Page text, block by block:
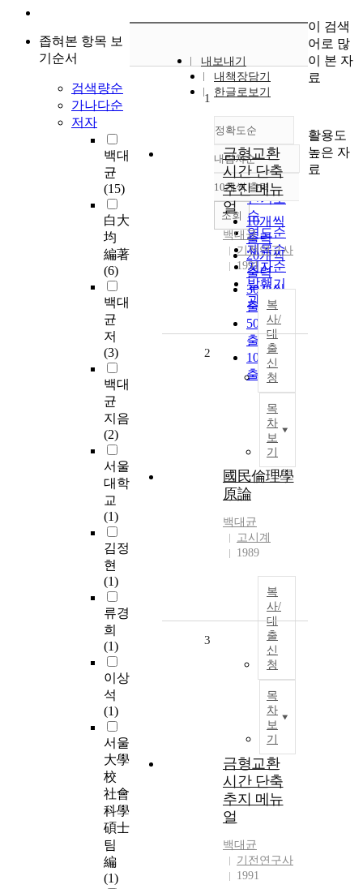
좁혀본 항목 보
기순서
검색량순
가나다순
저자
백대
균
(15)
白大
均
編著
(6)
백대
균
저
(3)
백대
균
지음
(2)
서울
대학
교
(1)
김정
현
(1)
류경
희
(1)
이상
석
(1)
서울
大學
校
社會
科學
碩士
팀
編
(1)
내보내기
내책장담기
한글로보기
정확도순
정확도
순
인기도
순
연도순
제목순
저자순
발행기
관순
내림차순
내림차순
10개씩 출력
10개씩
출력
20개씩
출력
30개씩
출력
50개씩
출력
100개씩
출력
조회
1
금형교환
시간 단축
추진 메뉴
얼
백대균
기전연구사
1991
복
사/
대
출
신
청
목
차
보
기
2
國民倫理學
原論
백대균
고시계
1989
복
사/
대
출
신
청
목
차
보
기
3
금형교환
시간 단축
추지 메뉴
얼
백대균
기전연구사
1991
이 검색
어로 많
이 본 자
료
활용도
높은 자
료